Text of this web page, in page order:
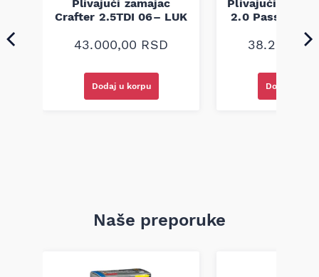
Plivajući zamajac
Crafter 2.5TDI 06– LUK
43.000,00 RSD
Dodaj u korpu
Plivajući
2.0 Passat 1.9
38.200,00
Dodaj u
Naše preporuke